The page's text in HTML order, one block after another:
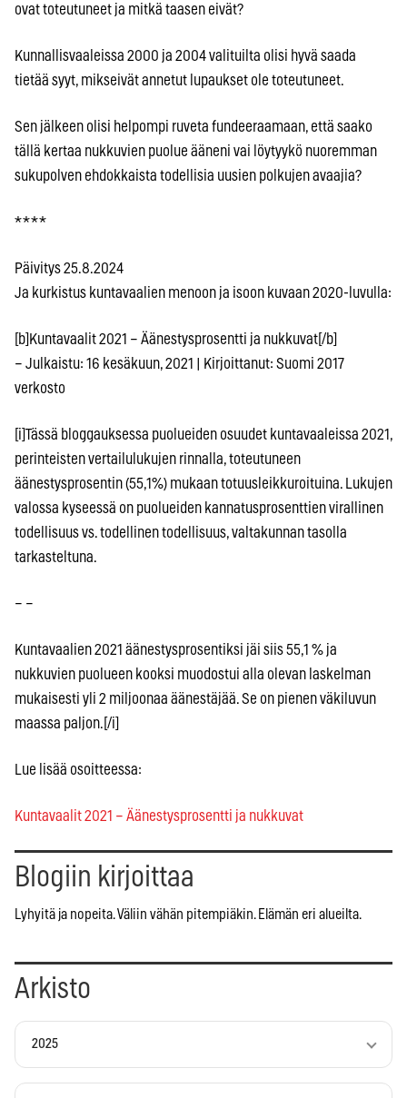
ovat toteutuneet ja mitkä taasen eivät?
Kunnallisvaaleissa 2000 ja 2004 valituilta olisi hyvä saada
tietää syyt, mikseivät annetut lupaukset ole toteutuneet.
Sen jälkeen olisi helpompi ruveta fundeeraamaan, että saako
tällä kertaa nukkuvien puolue ääneni vai löytyykö nuoremman
sukupolven ehdokkaista todellisia uusien polkujen avaajia?
* * * *
Päivitys 25.8.2024
Ja kurkistus kuntavaalien menoon ja isoon kuvaan 2020-luvulla:
[b]Kuntavaalit 2021 – Äänestysprosentti ja nukkuvat[/b]
– Julkaistu: 16 kesäkuun, 2021 | Kirjoittanut: Suomi 2017
verkosto
[i]Tässä bloggauksessa puolueiden osuudet kuntavaaleissa 2021,
perinteisten vertailulukujen rinnalla, toteutuneen
äänestysprosentin (55,1%) mukaan totuusleikkuroituina. Lukujen
valossa kyseessä on puolueiden kannatusprosenttien virallinen
todellisuus vs. todellinen todellisuus, valtakunnan tasolla
tarkasteltuna.
– –
Kuntavaalien 2021 äänestysprosentiksi jäi siis 55,1 % ja
nukkuvien puolueen kooksi muodostui alla olevan laskelman
mukaisesti yli 2 miljoonaa äänestäjää. Se on pienen väkiluvun
maassa paljon.[/i]
Lue lisää osoitteessa:
Kuntavaalit 2021 – Äänestysprosentti ja nukkuvat
Blogiin kirjoittaa
Lyhyitä ja nopeita. Väliin vähän pitempiäkin. Elämän eri alueilta.
Arkisto
2025